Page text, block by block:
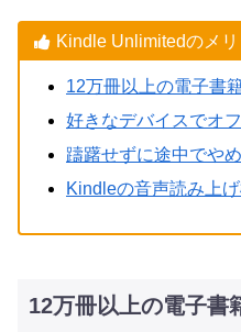
Kindle Unlimitedのメリ
12万冊以上の電子書
好きなデバイスでオ
躊躇せずに途中でや
Kindleの音声読み上
12万冊以上の電子書